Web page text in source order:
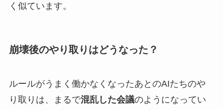
く似ています。
崩壊後のやり取りはどうなった？
ルールがうまく働かなくなったあとのAIたちのや
り取りは、まるで混乱した会議のようになってい